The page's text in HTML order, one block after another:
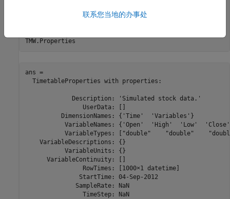
TMW.Properties
ans =
  TimetableProperties with properties:
             Description: 'Simulated stock data.'
                UserData: []
          DimensionNames: {'Time'  'Variables'}
VariableNames: {'Open'  'High'  'Low'
VariableTypes: ["double"    "double"
    VariableDescriptions: {}
           VariableUnits: {}
      VariableContinuity: []
                RowTimes: [1000×1 datetime]
               StartTime: 04-Sep-2012
              SampleRate: NaN
                TimeStep: NaN
联系您当地的办事处